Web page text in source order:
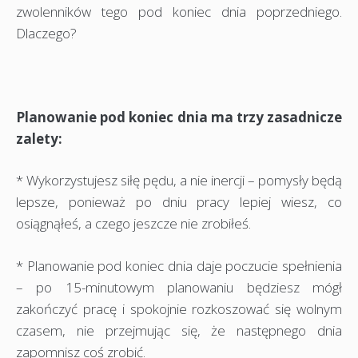
zwolenników tego pod koniec dnia poprzedniego.
Dlaczego?
Planowanie pod koniec dnia ma trzy zasadnicze
zalety:
* Wykorzystujesz siłę pędu, a nie inercji – pomysły będą
lepsze, ponieważ po dniu pracy lepiej wiesz, co
osiągnąłeś, a czego jeszcze nie zrobiłeś.
* Planowanie pod koniec dnia daje poczucie spełnienia
– po 15-minutowym planowaniu będziesz mógł
zakończyć pracę i spokojnie rozkoszować się wolnym
czasem, nie przejmując się, że następnego dnia
zapomnisz coś zrobić.